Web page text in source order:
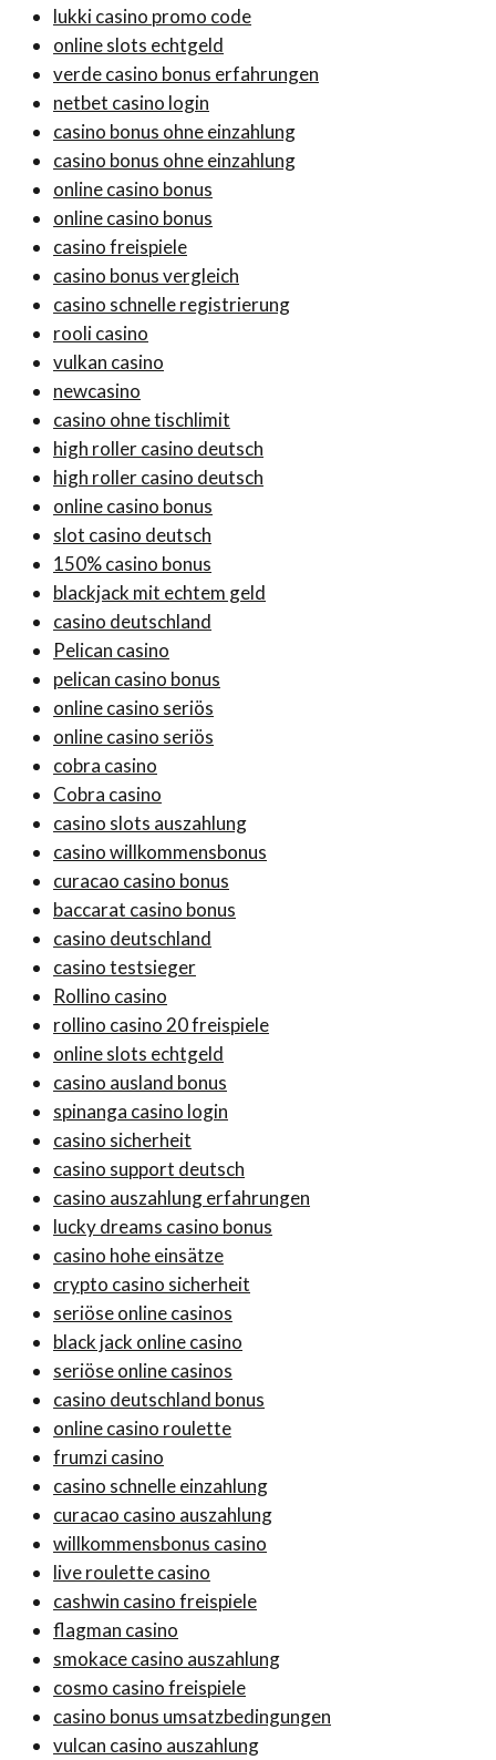
lukki casino promo code
online slots echtgeld
verde casino bonus erfahrungen
netbet casino login
casino bonus ohne einzahlung
casino bonus ohne einzahlung
online casino bonus
online casino bonus
casino freispiele
casino bonus vergleich
casino schnelle registrierung
rooli casino
vulkan casino
newcasino
casino ohne tischlimit
high roller casino deutsch
high roller casino deutsch
online casino bonus
slot casino deutsch
150% casino bonus
blackjack mit echtem geld
casino deutschland
Pelican casino
pelican casino bonus
online casino seriös
online casino seriös
cobra casino
Cobra casino
casino slots auszahlung
casino willkommensbonus
curacao casino bonus
baccarat casino bonus
casino deutschland
casino testsieger
Rollino casino
rollino casino 20 freispiele
online slots echtgeld
casino ausland bonus
spinanga casino login
casino sicherheit
casino support deutsch
casino auszahlung erfahrungen
lucky dreams casino bonus
casino hohe einsätze
crypto casino sicherheit
seriöse online casinos
black jack online casino
seriöse online casinos
casino deutschland bonus
online casino roulette
frumzi casino
casino schnelle einzahlung
curacao casino auszahlung
willkommensbonus casino
live roulette casino
cashwin casino freispiele
flagman casino
smokace casino auszahlung
cosmo casino freispiele
casino bonus umsatzbedingungen
vulcan casino auszahlung